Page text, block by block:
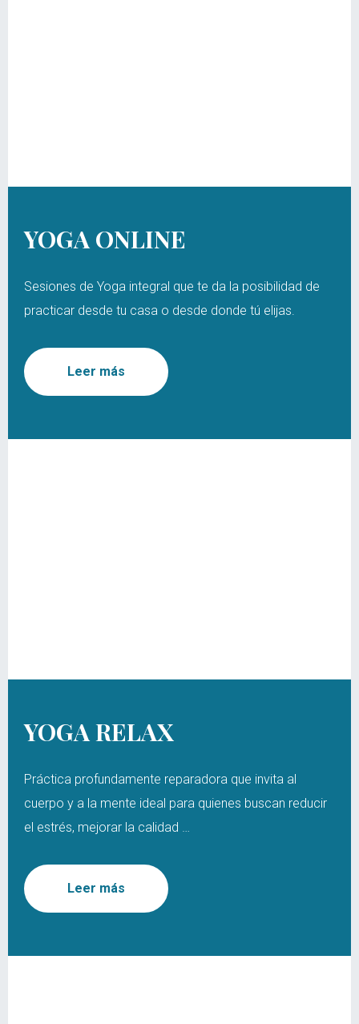
YOGA ONLINE
Sesiones de Yoga integral que te da la posibilidad de
practicar desde tu casa o desde donde tú elijas.
Leer más
YOGA RELAX
Práctica profundamente reparadora que invita al
cuerpo y a la mente ideal para quienes buscan reducir
el estrés, mejorar la calidad …
Leer más